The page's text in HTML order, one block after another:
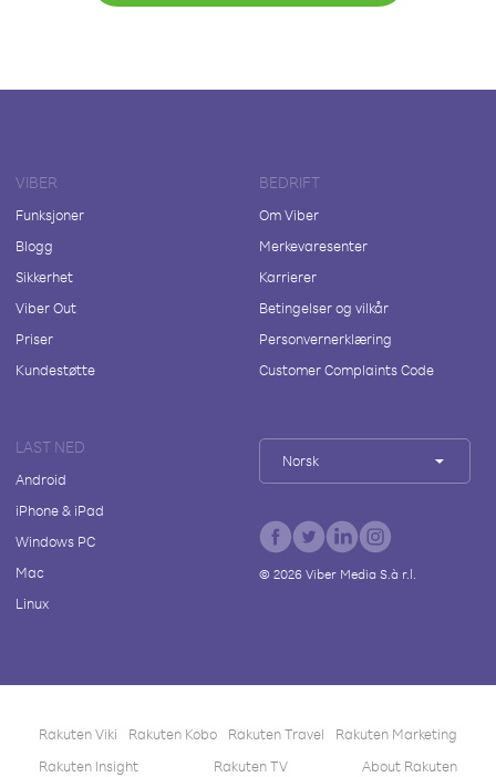
VIBER
Funksjoner
Blogg
Sikkerhet
Viber Out
Priser
Kundestøtte
BEDRIFT
Om Viber
Merkevaresenter
Karrierer
Betingelser og vilkår
Personvernerklæring
Customer Complaints Code
LAST NED
Android
iPhone & iPad
Windows PC
Mac
Linux
Norsk
© 2026Viber Media S.à r.l.
Rakuten Viki Rakuten Kobo Rakuten Travel
Rakuten Marketing
Rakuten Insight
Rakuten TV About Rakuten